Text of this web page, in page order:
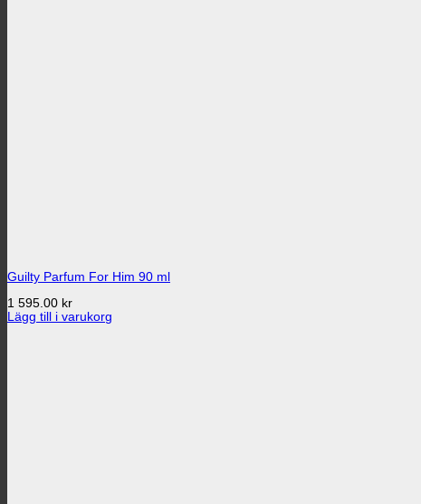
Guilty Parfum For Him 90 ml
1 595.00 kr
Lägg till i varukorg